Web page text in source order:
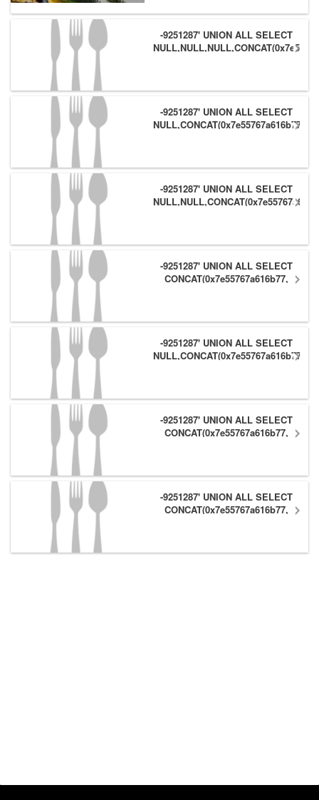
-9251287' UNION ALL SELECT
-9251287' UNION ALL SELECT
NULL,CONCAT(0x7e55767a616b77,
-9251287' UNION ALL SELECT
-9251287' UNION ALL SELECT
CONCAT(0x7e55767a616b77,
-9251287' UNION ALL SELECT
NULL,CONCAT(0x7e55767a616b77,
-9251287' UNION ALL SELECT
CONCAT(0x7e55767a616b77,
-9251287' UNION ALL SELECT
CONCAT(0x7e55767a616b77,